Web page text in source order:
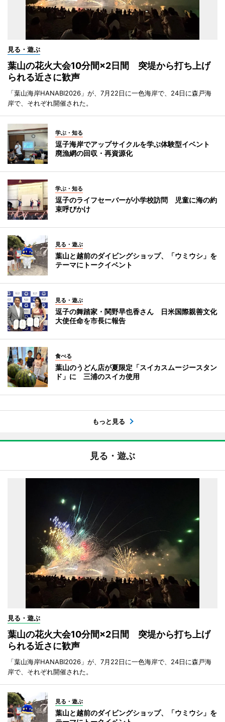
見る・遊ぶ
葉山の花火大会10分間×2日間 突堤から打ち上げ
られる近さに歓声
「葉山海岸HANABI2026」が、7月22日に一色海岸で、24日に森戸海
岸で、それぞれ開催された。
学ぶ・知る
逗子海岸でアップサイクルを学ぶ体験型イベント
廃漁網の回収・再資源化
学ぶ・知る
逗子のライフセーバーが小学校訪問 児童に海の約
束呼びかけ
見る・遊ぶ
葉山と越前のダイビングショップ、「ウミウシ」を
テーマにトークイベント
見る・遊ぶ
逗子の舞踏家・関野早也香さん 日米国際親善文化
大使任命を市長に報告
食べる
葉山のうどん店が夏限定「スイカスムージースタン
ド」に 三浦のスイカ使用
もっと見る
見る・遊ぶ
見る・遊ぶ
葉山の花火大会10分間×2日間 突堤から打ち上げ
られる近さに歓声
「葉山海岸HANABI2026」が、7月22日に一色海岸で、24日に森戸海
岸で、それぞれ開催された。
見る・遊ぶ
葉山と越前のダイビングショップ、「ウミウシ」を